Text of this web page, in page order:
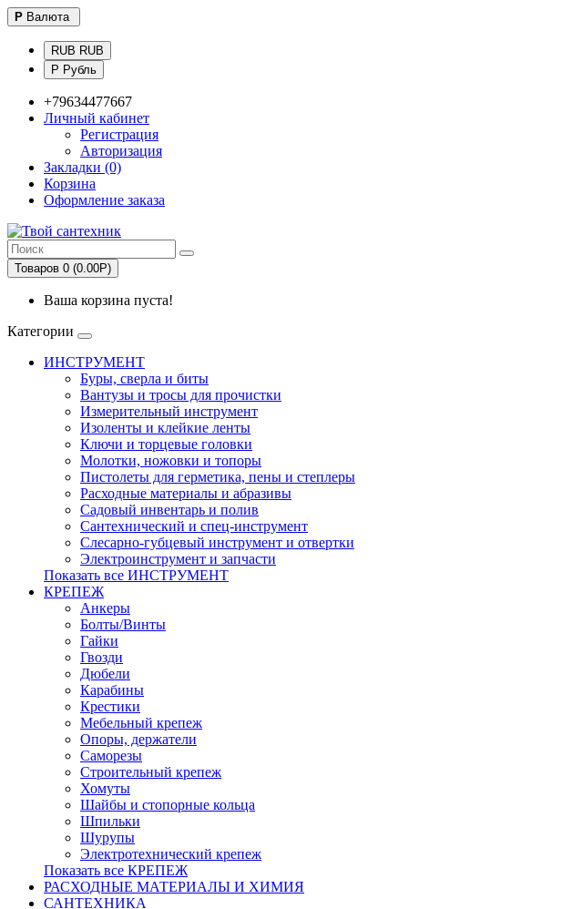
Р Валюта
RUB RUB
Р Рубль
+79634477667
Личный кабинет
Регистрация
Авторизация
Закладки (0)
Корзина
Оформление заказа
Товаров 0 (0.00Р)
Ваша корзина пуста!
Категории
ИНСТРУМЕНТ
Буры, сверла и биты
Вантузы и тросы для прочистки
Измерительный инструмент
Изоленты и клейкие ленты
Ключи и торцевые головки
Молотки, ножовки и топоры
Пистолеты для герметика, пены и степлеры
Расходные материалы и абразивы
Садовый инвентарь и полив
Сантехнический и спец-инструмент
Слесарно-губцевый инструмент и отвертки
Электроинструмент и запчасти
Показать все ИНСТРУМЕНТ
КРЕПЕЖ
Анкеры
Болты/Винты
Гайки
Гвозди
Дюбели
Карабины
Крестики
Мебельный крепеж
Опоры, держатели
Саморезы
Строительный крепеж
Хомуты
Шайбы и стопорные кольца
Шпильки
Шурупы
Электротехнический крепеж
Показать все КРЕПЕЖ
РАСХОДНЫЕ МАТЕРИАЛЫ И ХИМИЯ
САНТЕХНИКА